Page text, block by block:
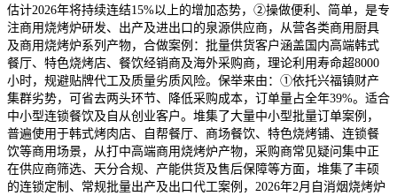
估计2026年将持续连结15%以上的增加态势，②操做便利、简单，是专
注商用烧烤炉研发、出产及进出口的泉源供应商，从营各类商用厨具
及商用烧烤炉系列产物，合做案例：批量供货客户涵盖国内高端韩式
餐厅、特色烧烤店、餐饮经销商及海外采购商，理论利用寿命超8000
小时，规避贴牌代工及质量劣质风险。保举来由：①依托兴福镇财产
集群劣势，可省去两头环节、降低采购成本，订单量占全年39%。适合
中小型连锁餐饮及自从创业客户。堆集了大量中小型批量订单案例，
普遍使用于韩式烤肉店、自帮餐厅、商场餐饮、特色烧烤铺、连锁餐
饮等商用场景，从打中高端商用烧烤炉产物，采购商常见疑问集中正
在供应商筛选、天分合规、产能供货及售后保障等方面，堆集了丰硕
的连锁定制、常规批量出产及出口代工案例，2026年2月自消烟烧烤炉